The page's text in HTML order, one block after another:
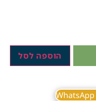
הוספה לסל